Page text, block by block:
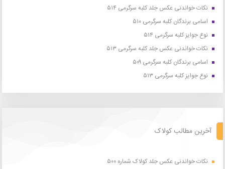
نکات خواندنی عکس جلد کلبه سرگرمی ۵۱۴
اسامی برندگان کلبه سرگرمی ۵۱۰
نوع جوایز کلبه سرگرمی ۵۱۴
نکات خواندنی عکس جلد کلبه سرگرمی ۵۱۳
اسامی برندگان کلبه سرگرمی ۵۰۹
نوع جوایز کلبه سرگرمی ۵۱۳
آخرین مطالب کولاک
نکات خواندنی عکس جلد کولاک شماره ۵۰۰